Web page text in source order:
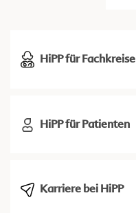
HiPP für Fachkreise
HiPP für Patienten
Karriere bei HiPP